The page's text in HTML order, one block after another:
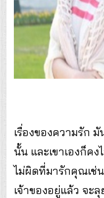
เรื่องของความรัก
นั้น และเขาเองก็ค
ไม่ผิดที่มารักคุณเช่
เจ้าของอยู่แล้ว จะ